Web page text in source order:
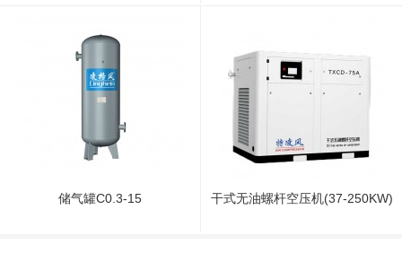
储气罐C0.3-15 干式无油螺杆空压机(37-250KW)